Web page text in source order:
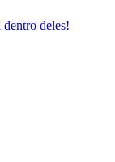
deles!